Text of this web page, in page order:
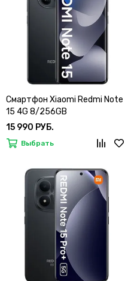
Смартфон Xiaomi Redmi Note
15 4G 8/256GB
15 990 РУБ.
Выбрать